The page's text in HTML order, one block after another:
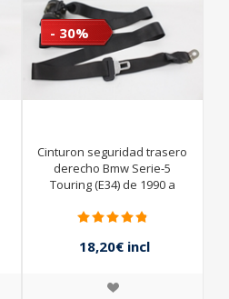
- 30%
Cinturon seguridad trasero
derecho Bmw Serie-5
Touring (E34) de 1990 a
18,20€ incl
impuestos